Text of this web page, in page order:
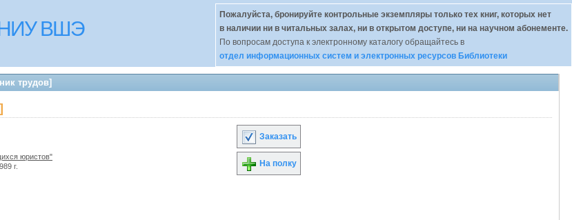
НИУ ВШЭ
Пожалуйста, бронируйте контрольные экземпляры только тех книг, которых нет
в наличии ни в читальных залах, ни в открытом доступе, ни на научном абонементе.
По вопросам доступа к электронному каталогу обращайтесь в
отдел информационных систем и электронных ресурсов Библиотеки
трудов]
юристов"
г.
Заказать
На полку